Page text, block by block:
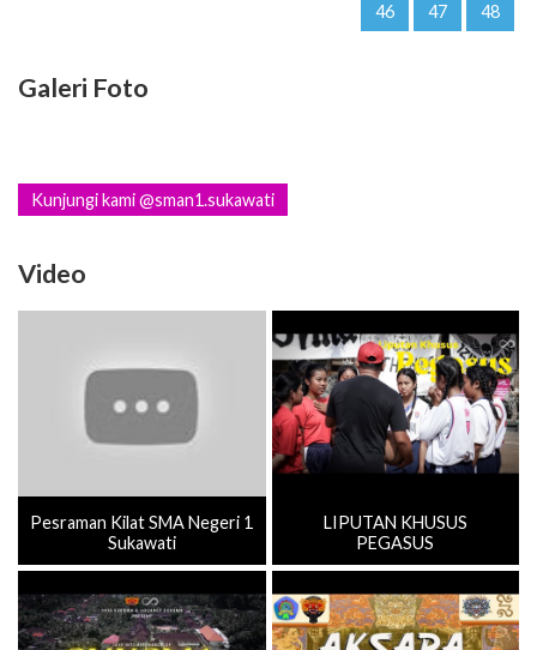
46 47 48
Galeri Foto
Kunjungi kami @sman1.sukawati
Video
Pesraman Kilat SMA Negeri 1
Sukawati
LIPUTAN KHUSUS
PEGASUS